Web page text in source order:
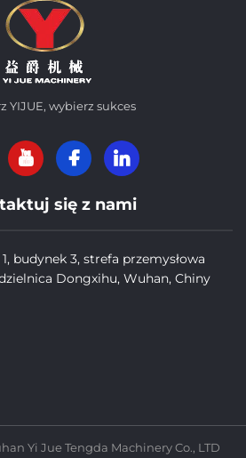
YIJUE, wybierz sukces
się z nami
budynek 3, strefa przemysłowa
Dongxihu, Wuhan, Chiny
Yi Jue Tengda Machinery Co., LTD